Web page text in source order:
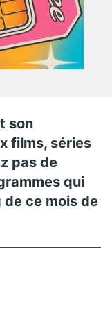
son
films, séries
pas de
qui
ce mois de